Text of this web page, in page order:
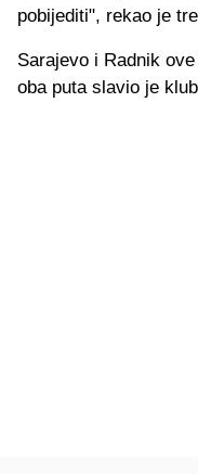
pobijediti", rekao je
Sarajevo i Radnik
oba puta slavio je